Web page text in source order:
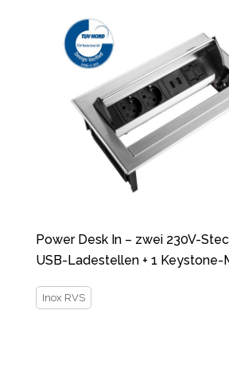
Power Desk In – zwei 230V-
USB-Ladestellen + 1 Keystone-
Inox RVS